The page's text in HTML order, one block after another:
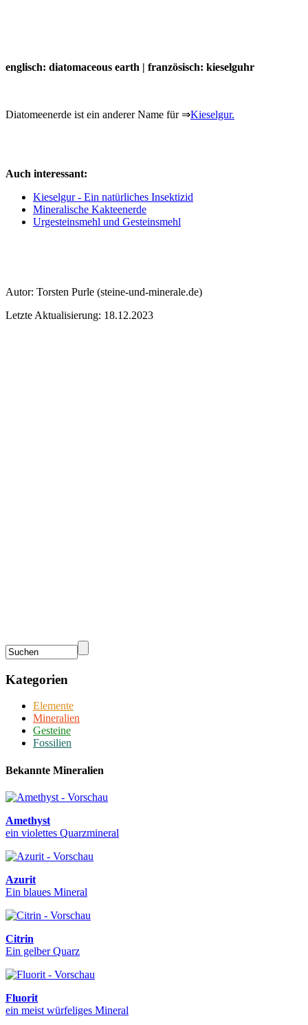
englisch: diatomaceous earth | französisch: kieselguhr
Diatomeenerde ist ein anderer Name für ⇒Kieselgur.
Auch interessant:
Kieselgur - Ein natürliches Insektizid
Mineralische Kakteenerde
Urgesteinsmehl und Gesteinsmehl
Autor: Torsten Purle (steine-und-minerale.de)
Letzte Aktualisierung: 18.12.2023
Kategorien
Elemente
Mineralien
Gesteine
Fossilien
Bekannte Mineralien
Amethyst
ein violettes Quarzmineral
Azurit
Ein blaues Mineral
Citrin
Ein gelber Quarz
Fluorit
ein meist würfeliges Mineral